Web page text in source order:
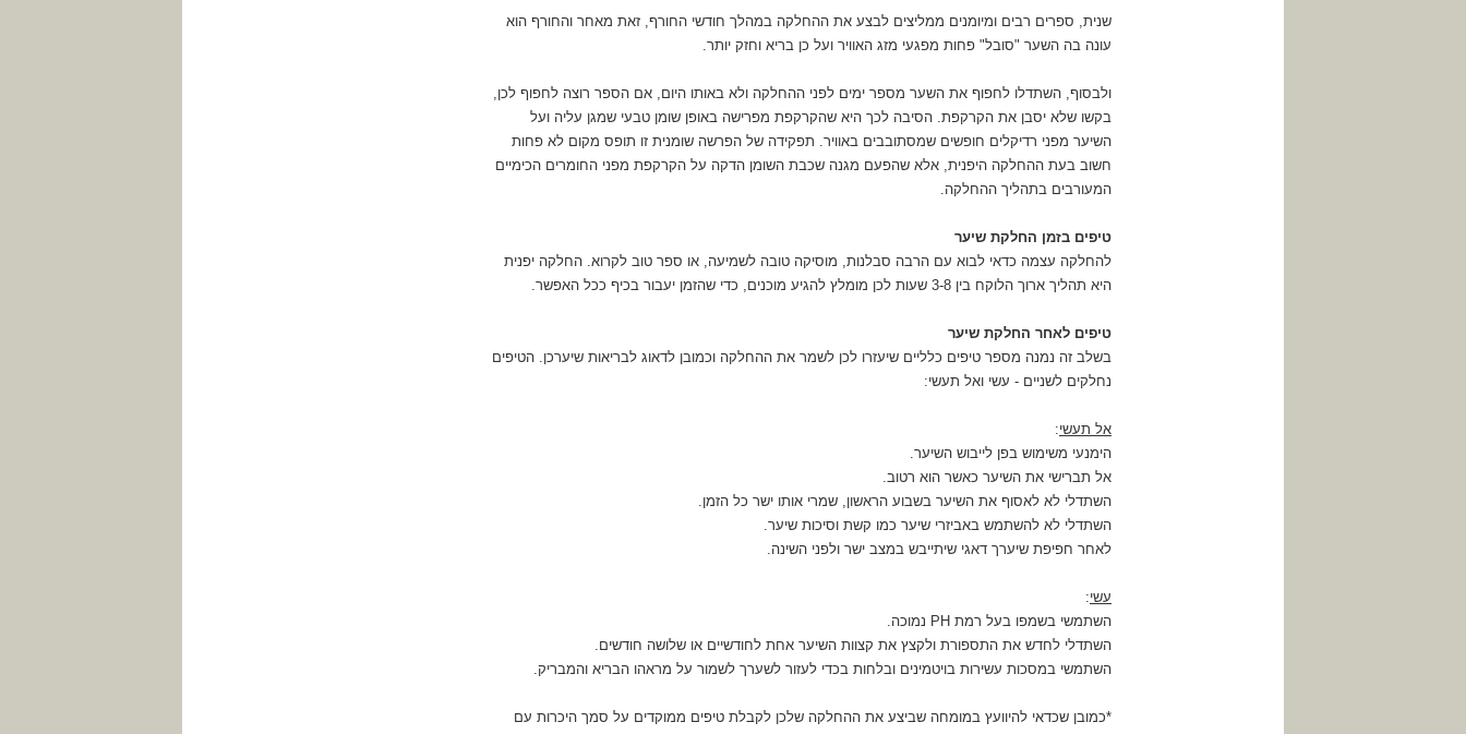
שנית, ספרים רבים ומיומנים ממליצים לבצע את ההחלקה במהלך חודשי החורף, זאת מאחר והחורף הוא
עונה בה השער "סובל" פחות מפגעי מזג האוויר ועל כן בריא וחזק יותר.
ולבסוף, השתדלו לחפוף את השער מספר ימים לפני ההחלקה ולא באותו היום, אם הספר רוצה לחפוף לכן,
בקשו שלא יסבן את הקרקפת. הסיבה לכך היא שהקרקפת מפרישה באופן שומן טבעי שמגן עליה ועל
השיער מפני רדיקלים חופשים שמסתובבים באוויר. תפקידה של הפרשה שומנית זו תופס מקום לא פחות
חשוב בעת ההחלקה היפנית, אלא שהפעם מגנה שכבת השומן הדקה על הקרקפת מפני החומרים הכימיים
המעורבים בתהליך ההחלקה.
טיפים בזמן החלקת שיער
להחלקה עצמה כדאי לבוא עם הרבה סבלנות, מוסיקה טובה לשמיעה, או ספר טוב לקרוא. החלקה יפנית
היא תהליך ארוך הלוקח בין 3-8 שעות לכן מומלץ להגיע מוכנים, כדי שהזמן יעבור בכיף ככל האפשר.
טיפים לאחר החלקת שיער
בשלב זה נמנה מספר טיפים כלליים שיעזרו לכן לשמר את ההחלקה וכמובן לדאוג לבריאות שיערכן. הטיפים
נחלקים לשניים - עשי ואל תעשי:
אל תעשי:
הימנעי משימוש בפן לייבוש השיער.
אל תברישי את השיער כאשר הוא רטוב.
השתדלי לא לאסוף את השיער בשבוע הראשון, שמרי אותו ישר כל הזמן.
השתדלי לא להשתמש באביזרי שיער כמו קשת וסיכות שיער.
לאחר חפיפת שיערך דאגי שיתייבש במצב ישר ולפני השינה.
עשי:
השתמשי בשמפו בעל רמת PH נמוכה.
השתדלי לחדש את התספורת ולקצץ את קצוות השיער אחת לחודשיים או שלושה חודשים.
השתמשי במסכות עשירות בויטמינים ובלחות בכדי לעזור לשערך לשמור על מראהו הבריא והמבריק.
*כמובן שכדאי להיוועץ במומחה שביצע את ההחלקה שלכן לקבלת טיפים ממוקדים על סמך היכרות עם